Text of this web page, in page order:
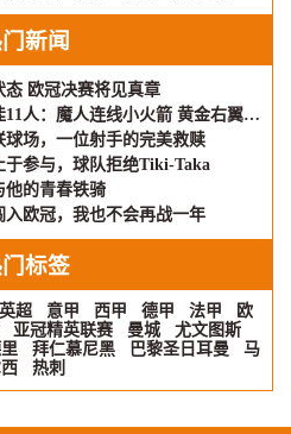
新闻
态 欧冠决赛将见真章
多特官方盘点布兰特时代最佳11人：魔人连线小火箭 黄金右翼再现
场，一位射手的完美救赎
参与，球队拒绝Tiki-Taka
他的青春铁骑
欧冠，我也不会再战一年
标签
英超 意甲 西甲 德甲 法甲
欧
亚冠精英联赛 曼城
尤文图斯
拜仁慕尼黑 巴黎圣日耳曼
马
热刺